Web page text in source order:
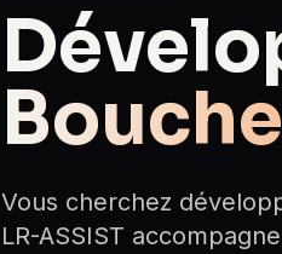
Vous cherchez
LR-ASSIST